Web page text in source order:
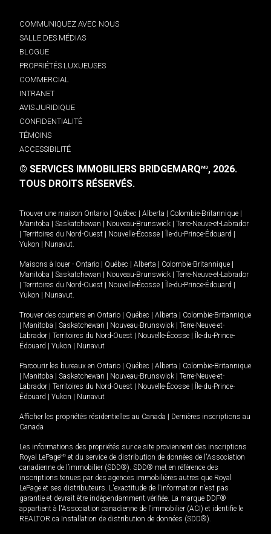
COMMUNIQUEZ AVEC NOUS
SALLE DES MÉDIAS
BLOGUE
PROPRIÉTÉS LUXUEUSES
COMMERCIAL
INTRANET
AVIS JURIDIQUE
CONFIDENTIALITÉ
TÉMOINS
ACCESSIBILITÉ
© SERVICES IMMOBILIERS BRIDGEMARQMD, 2026.
TOUS DROITS RÉSERVÉS.
Trouver une maison Ontario Québec Alberta Colombie-Britannique
Manitoba
Saskatchewan Nouveau-Brunswick
Terre-Neuve-et-Labrador
Territoires du Nord-Ouest Nouvelle-Écosse Île-du-Prince-Édouard
Yukon
Nunavut.
Maisons à louer - Ontario Québec Alberta Colombie-Britannique
Manitoba
Saskatchewan Nouveau-Brunswick
Terre-Neuve-et-Labrador
Territoires du Nord-Ouest Nouvelle-Écosse Île-du-Prince-Édouard
Yukon
Nunavut.
Trouver des courtiers en Ontario Québec Alberta
Colombie-Britannique
Manitoba Saskatchewan Nouveau-Brunswick
Terre-Neuve-et-
Labrador
Territoires du Nord-Ouest Nouvelle-Écosse
Île-du-Prince-
Édouard
Yukon Nunavut
Parcourir les bureaux en Ontario Québec Alberta
Colombie-Britannique
Manitoba Saskatchewan Nouveau-Brunswick
Terre-Neuve-et-
Labrador
Territoires du Nord-Ouest Nouvelle-Écosse
Île-du-Prince-
Édouard
Yukon Nunavut
Afficher les propriétés résidentielles au Canada
Dernières inscriptions au
Canada
Les informations des propriétés sur ce site proviennent des inscriptions
Royal LePageMD et du service de distribution de données de l'Association
canadienne de l’immobilier (SDD®). SDD® met en référence des
inscriptions tenues par des agences immobilières autres que Royal
LePage et ses distributeurs. L'exactitude de l'information n'est pas
garantie et devrait être indépendamment vérifiée. La marque DDF®
appartient à l'Association canadienne de l’immobilier (ACI) et identifie le
REALTOR.ca Installation de distribution de données (SDD®).